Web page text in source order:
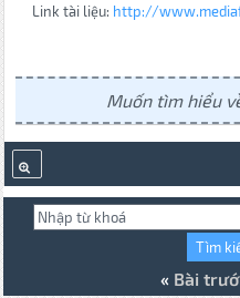
Link tài liệu: http://
Muốn tìm hiểu
« Bài